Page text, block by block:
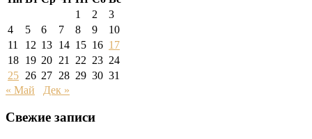
1
2
3
4
5 6 7 8 9
10
11
12 13 14 15 16 17
18 19 20 21 22 23 24
25 26 27 28 29 30 31
« Май
Дек »
Свежие записи